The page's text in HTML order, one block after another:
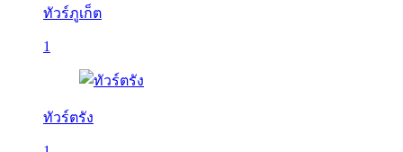
ทัวร์ภูเก็ต
1
ทัวร์ตรัง